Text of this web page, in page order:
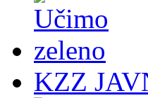
KZZ